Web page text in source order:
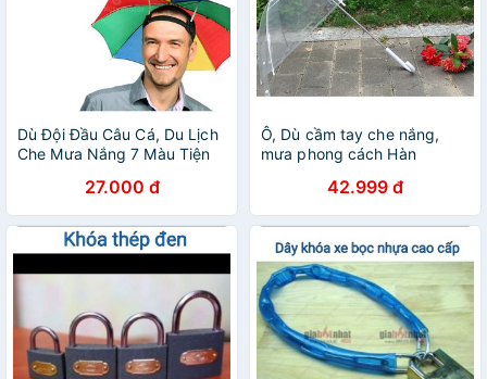
Dù Đội Đầu Câu Cá, Du Lịch
Che Mưa Nắng 7 Màu Tiện
27.000 đ
Ô, Dù cầm tay che nắng,
mưa phong cách Hàn
42.999 đ